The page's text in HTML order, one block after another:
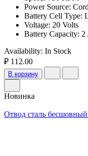
Power Source:
Battery Cell Type:
Voltage: 20 Volts
Battery Capacity: 2
Availability: In Stock
₽ 112.00
В корзину
Новинка
Отвод сталь